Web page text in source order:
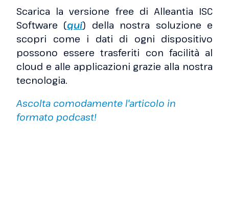
Scarica la versione free di Alleantia ISC
Software (qui) della nostra soluzione e
scopri come i dati di ogni dispositivo
possono essere trasferiti con facilità al
cloud e alle applicazioni grazie alla nostra
tecnologia.
Ascolta comodamente l'articolo in
formato podcast!